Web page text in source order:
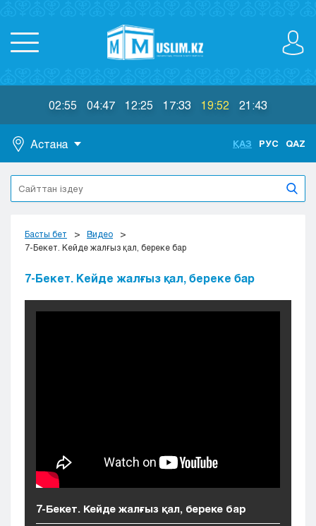
02:55 04:47 12:25 17:33 19:52 21:43
Астана
Астана
Алматы
Атырау
Караганда
Костанай
Усть-Каменогорск
Шымкент
ҚАЗ РУС QAZ
Басты бет
Видео
7-Бекет. Кейде жалғыз қал, береке бар
7-Бекет. Кейде жалғыз қал, береке бар
7-Бекет. Кейде жалғыз қал, береке бар